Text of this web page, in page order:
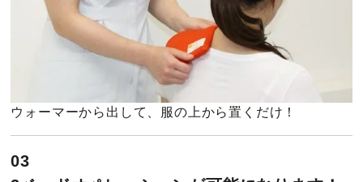
ウォーマーから出して、服の上から置くだけ！
03